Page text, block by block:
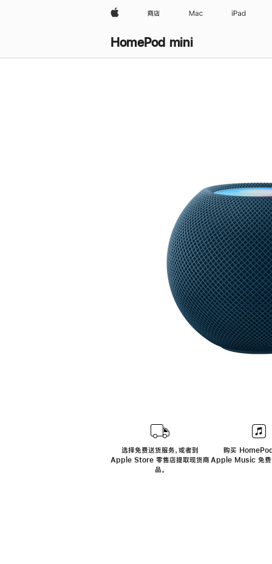
Apple 商店 Mac iPad
HomePod mini
选择免费送货服务，或者到
Apple Store 零售店提取现货商
品。
购买
Apple Music 免费